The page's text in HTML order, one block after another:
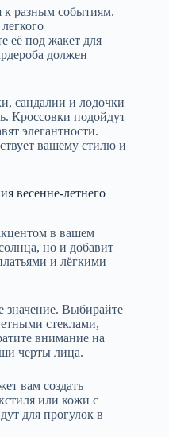
к разным событиям.
её под жакет для
должен
сандалии и лодочки
Кроссовки подойдут
элегантности.
вашему стилю и
весенне-летнего
в вашем
но и добавит
и лёгкими
Выбирайте
стеклами,
внимание на
черты лица.
вам создать
или кожи с
для прогулок в